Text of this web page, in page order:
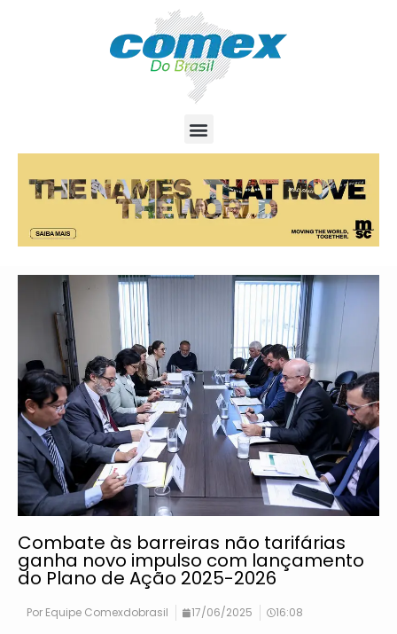
Combate às barreiras não tarifárias
ganha novo impulso com lançamento
do Plano de Ação 2025-2026
Por Equipe Comexdobrasil 17/06/2025 16:08